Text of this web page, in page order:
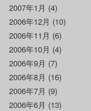
2007年1月 (4)
2006年12月 (10)
2006年11月 (6)
2006年10月 (4)
2006年9月 (7)
2006年8月 (16)
2006年7月 (9)
2006年6月 (13)